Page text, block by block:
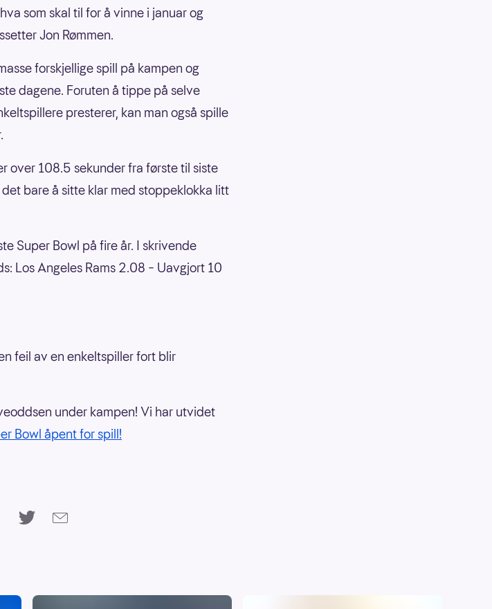
som skal til for å vinne i januar og
Jon Rømmen.
forskjellige spill på kampen og
dagene. Foruten å tippe på selve
presterer, kan man også spille
over 108.5 sekunder fra første til siste
bare å sitte klar med stoppeklokka litt
Super Bowl på fire år. I skrivende
Los Angeles Rams 2.08 – Uavgjort 10
feil av en enkeltspiller fort blir
under kampen! Vi har utvidet
Bowl åpent for spill!